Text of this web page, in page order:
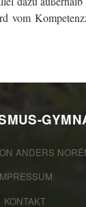
vom
ANDERS
KONTAKT